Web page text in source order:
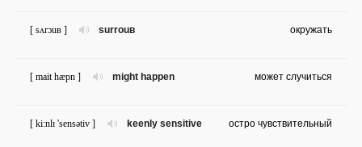
surrouв
[ sʌrɔuв ] окружать
might happen
[ mait hæpn ] может случиться
keenly sensitive
[ ki:nlɪ 'sensətiv ] остро чувствительный